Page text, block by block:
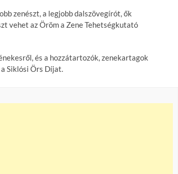
zenészt, a legjobb dalszövegírót, ők
vehet az Öröm a Zene Tehetségkutató
és a hozzátartozók, zenekartagok
Siklósi Örs Díjat.